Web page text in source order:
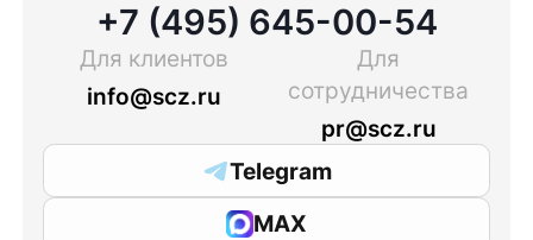
+7 (495) 645-00-54
Для клиентов
info@scz.ru
Для
сотрудничества
pr@scz.ru
Telegram
MAX